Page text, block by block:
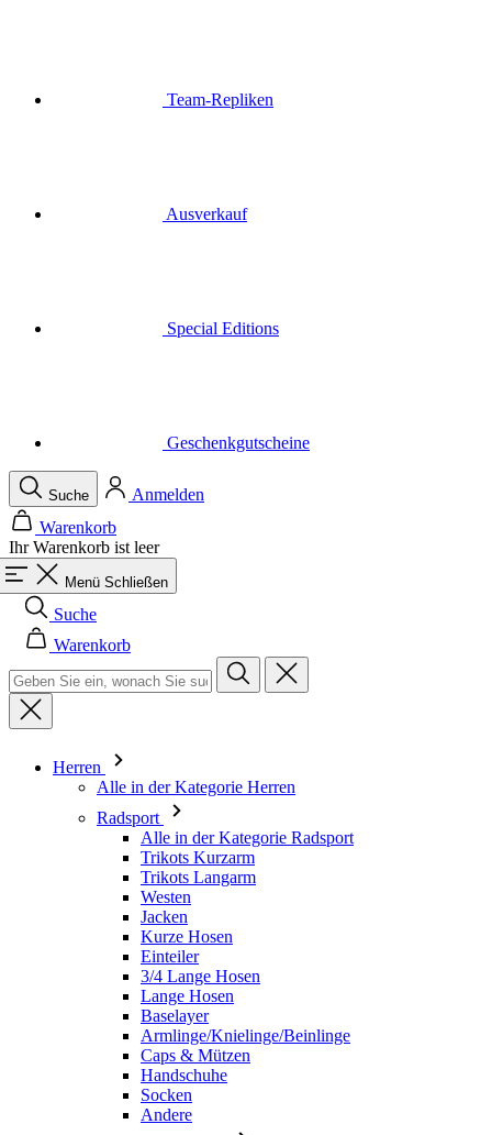
Team-Repliken
Ausverkauf
Special Editions
Geschenkgutscheine
Suche
Anmelden
Warenkorb
Ihr Warenkorb ist leer
Menü Schließen
Suche
Warenkorb
Herren
Alle in der Kategorie Herren
Radsport
Alle in der Kategorie Radsport
Trikots Kurzarm
Trikots Langarm
Westen
Jacken
Kurze Hosen
Einteiler
3/4 Lange Hosen
Lange Hosen
Baselayer
Armlinge/Knielinge/Beinlinge
Caps & Mützen
Handschuhe
Socken
Andere